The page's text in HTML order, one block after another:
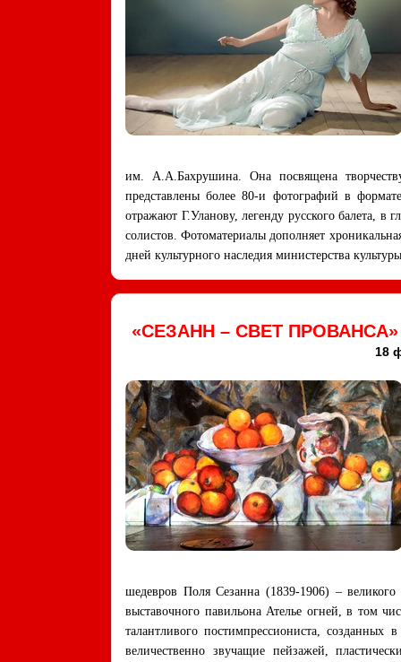
им. А.А.Бахрушина. Она посвящена
представлены более 80-и фотографий в
отражают Г.Уланову, легенду русского балета, в
солистов. Фотоматериалы дополняет
дней культурного наследия министерства
«СЕЗАНН – СВЕТ
18
шедевров Поля Сезанна (1839-1906) –
выставочного павильона Ателье огней, в том
талантливого постимпрессиониста,
величественно звучащие пейзажей,